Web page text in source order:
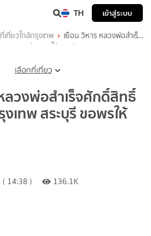
TH เข้าสู่ระบบ
ที่เที่ยวใกล้กรุงเทพ
เยือน วิหาร หลวงพ่อสำเร็จ
พ สระบุรี ขอพรให้สมหวัง
เลือกที่เที่ยว
ลวงพ่อสำเร็จศักดิ์สิทธิ์
งเทพ สระบุรี ขอพรให้
14:38 )
136.1K